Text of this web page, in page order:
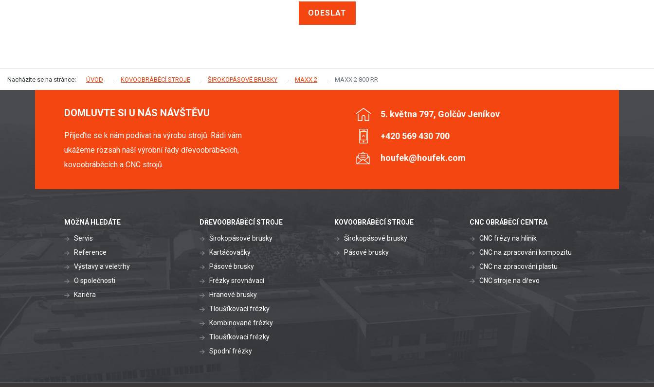
ODESLAT
Nacházíte se na stránce: ÚVOD KOVOOBRÁBĚCÍ STROJE ŠIROKOPÁSOVÉ BRUSKY MAXX 2 MAXX 2 800 RR
DOMLUVTE SI U NÁS NÁVŠTĚVU
Přijeďte se k nám podívat na výrobu strojů. Rádi vám
ukážeme rozsah naší výrobní řady dřevoobráběcích,
kovoobráběcích a CNC strojů.
5. května 797, Golčův Jeníkov
+420 569 430 700
houfek@houfek.com
MOŽNÁ HLEDÁTE
Servis
Reference
Výstavy a veletrhy
O společnosti
Kariéra
DŘEVOOBRÁBĚCÍ STROJE
Širokopásové brusky
Kartáčovačky
Pásové brusky
Frézky srovnávací
Hranové brusky
Tloušťkovací frézky
Kombinované frézky
Tloušťkovací frézky
Spodní frézky
KOVOOBRÁBĚCÍ STROJE
Širokopásové brusky
Pásové brusky
CNC OBRÁBĚCÍ CENTRA
CNC frézy na hliník
CNC na zpracování kompozitu
CNC na zpracování plastu
CNC stroje na dřevo